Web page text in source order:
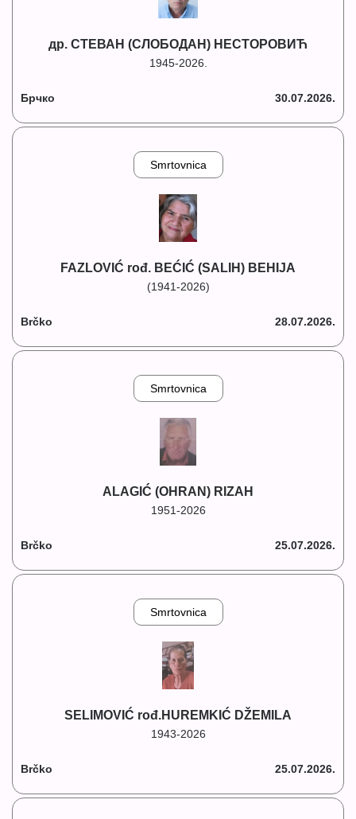
др. СТЕВАН (СЛОБОДАН) НЕСТОРОВИЋ
1945-2026.
Брчко 30.07.2026.
Smrtovnica
FAZLOVIĆ rođ. BEĆIĆ (SALIH) BEHIJA
(1941-2026)
Brčko 28.07.2026.
Smrtovnica
ALAGIĆ (OHRAN) RIZAH
1951-2026
Brčko 25.07.2026.
Smrtovnica
SELIMOVIĆ rođ.HUREMKIĆ DŽEMILA
1943-2026
Brčko 25.07.2026.